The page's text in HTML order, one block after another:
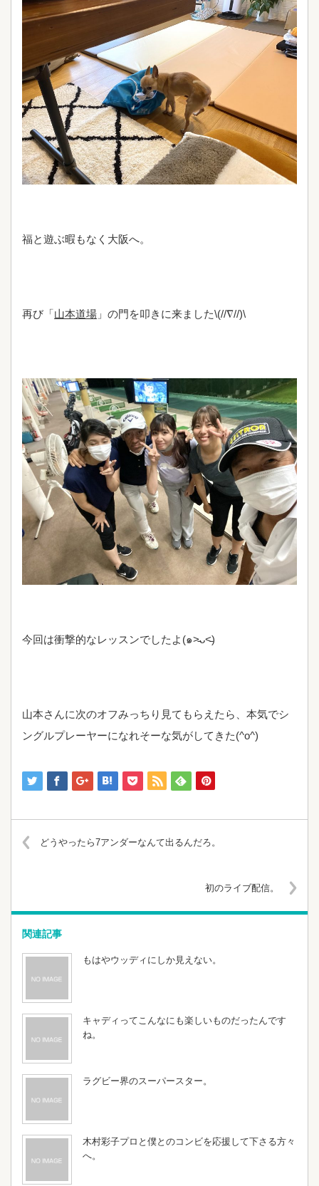
福と遊ぶ暇もなく大阪へ。
再び「山本道場 」の門を叩きに来ました\(//∇//)\
今回は衝撃的なレッスンでしたよ(๑˃̵ᴗ˂̵)
山本さんに次のオフみっちり見てもらえたら、本気でシ
ングルプレーヤーになれそーな気がしてきた(^o^)
どうやったら7アンダーなんて出るんだろ。
初のライブ配信。
関連記事
もはやウッディにしか見えない。
キャディってこんなにも楽しいものだったんです
ね。
ラグビー界のスーパースター。
木村彩子プロと僕とのコンビを応援して下さる方々
へ。